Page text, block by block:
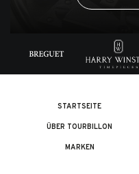
STARTSEITE
ÜBER TOURBILLON
MARKEN